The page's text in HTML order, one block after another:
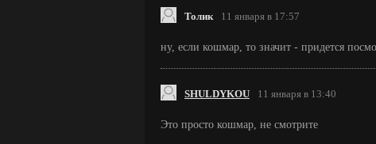
Толик 11 января в 17:57
ну, если кошмар, то значит - придется
SHULDYKOU 11 января в 13:40
Это просто кошмар, не смотрите